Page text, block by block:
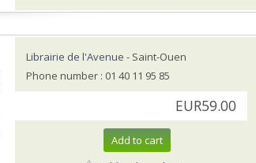
Librairie de l'Avenue - Saint-Ouen
Phone number : 01 40 11 95 85
EUR59.00
Add to cart